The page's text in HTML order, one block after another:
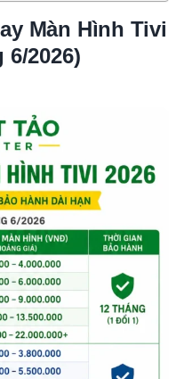
Màn Hình Tivi
6/2026)